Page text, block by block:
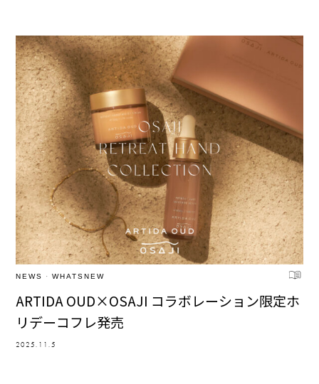
NEWS · WHATSNEW
ARTIDA OUD×OSAJI コラボレーション限定ホ
リデーコフレ発売
2025.11.5